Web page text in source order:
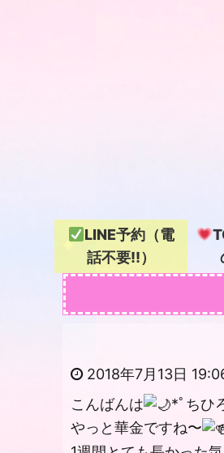
LINE予約（電
話不要!!）
2018年7月13日
こんばんは
*ﾟちひ
やっと華金ですね〜